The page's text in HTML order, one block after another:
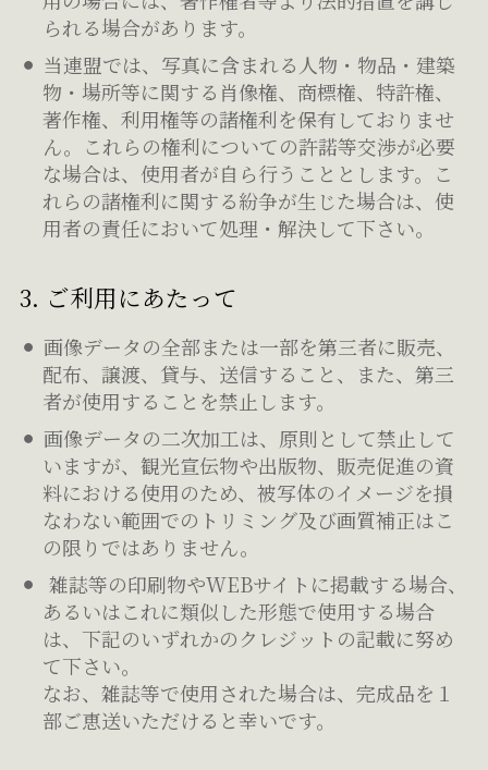
られる場合があります。
当連盟では、写真に含まれる人物・物品・建築
物・場所等に関する肖像権、商標権、特許権、
著作権、利用権等の諸権利を保有しておりませ
ん。これらの権利についての許諾等交渉が必要
な場合は、使用者が自ら行うこととします。こ
れらの諸権利に関する紛争が生じた場合は、使
用者の責任において処理・解決して下さい。
3. ご利用にあたって
画像データの全部または一部を第三者に販売、
配布、譲渡、貸与、送信すること、また、第三
者が使用することを禁止します。
画像データの二次加工は、原則として禁止して
いますが、観光宣伝物や出版物、販売促進の資
料における使用のため、被写体のイメージを損
なわない範囲でのトリミング及び画質補正はこ
の限りではありません。
雑誌等の印刷物やWEBサイトに掲載する場合、
あるいはこれに類似した形態で使用する場合
は、下記のいずれかのクレジットの記載に努め
て下さい。
なお、雑誌等で使用された場合は、完成品を１
部ご恵送いただけると幸いです。